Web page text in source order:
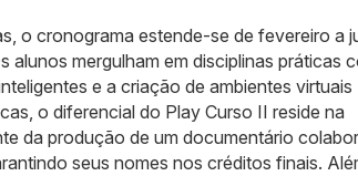
o cronograma estende-se de fevereiro a
mergulham em disciplinas práticas
e a criação de ambientes virtuais
o diferencial do Play Curso II reside na
da produção de um documentário
seus nomes nos créditos finais.